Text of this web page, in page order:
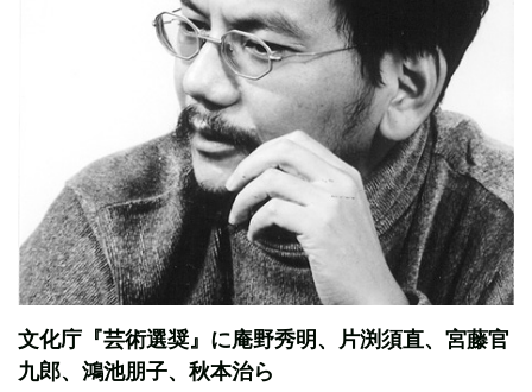
文化庁『芸術選奨』に庵野秀明、片渕須直、宮藤官
九郎、鴻池朋子、秋本治ら